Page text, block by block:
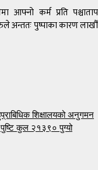
आफ्नो कर्म प्रति पश्चाताप
अन्ततः पुष्पाका कारण लाखौँ
शिक्षालयको अनुगमन
कुल २१३९० पुग्यो